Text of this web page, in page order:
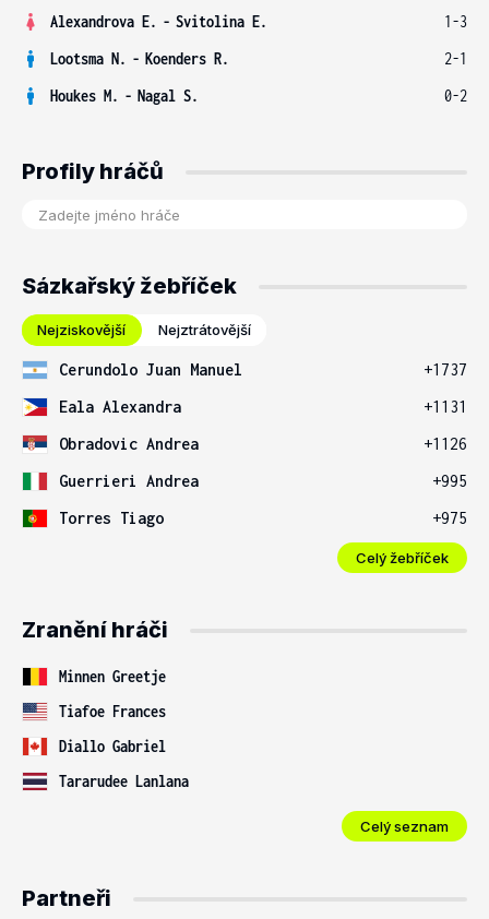
Alexandrova E. - Svitolina E.
1-3
Lootsma N. - Koenders R.
2-1
Houkes M. - Nagal S. 0-2
Profily hráčů
Sázkařský žebříček
Nejziskovější Nejztrátovější
Cerundolo Juan Manuel
+1737
Eala Alexandra
+1131
Obradovic Andrea
+1126
Guerrieri Andrea
+995
Torres Tiago
+975
Celý žebříček
Zranění hráči
Minnen Greetje
Tiafoe Frances
Diallo Gabriel
Tararudee Lanlana
Celý seznam
Partneři